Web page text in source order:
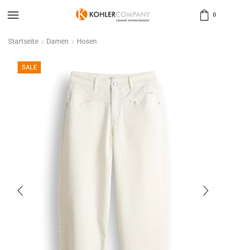
0
Startseite Damen Hosen
SALE